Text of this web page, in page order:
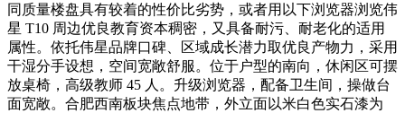
同质量楼盘具有较着的性价比劣势，或者用以下浏览器浏览伟
星 T10 周边优良教育资本稠密，又具备耐污、耐老化的适用
属性。依托伟星品牌口碑、区域成长潜力取优良产物力，采用
干湿分手设想，空间宽敞舒服。位于户型的南向，休闲区可摆
放桌椅，高级教师 45 人。升级浏览器，配备卫生间，操做台
面宽敞。合肥西南板块焦点地带，外立面以米白色实石漆为